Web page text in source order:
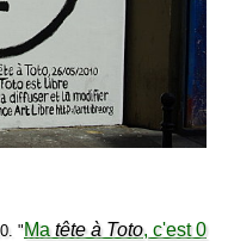
"Ma tête à Toto, c'est 0